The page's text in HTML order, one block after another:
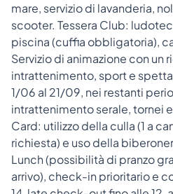
mare, servizio di lavanderia,
scooter. Tessera Club:
piscina (cuffia obbligatoria),
Servizio di animazione con un
intrattenimento, sport e
1/06 al 21/09, nei restanti
intrattenimento serale, tornei
Card: utilizzo della culla (1 a
richiesta) e uso della
Lunch (possibilità di pranzo
arrivo), check-in prioritario e